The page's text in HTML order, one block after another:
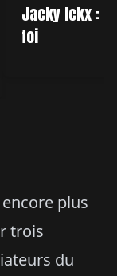
plus
trois
du
Jacky Ickx :
foi